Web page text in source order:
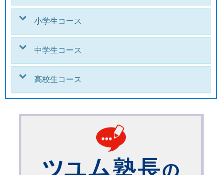
小学生コース
中学生コース
高校生コース